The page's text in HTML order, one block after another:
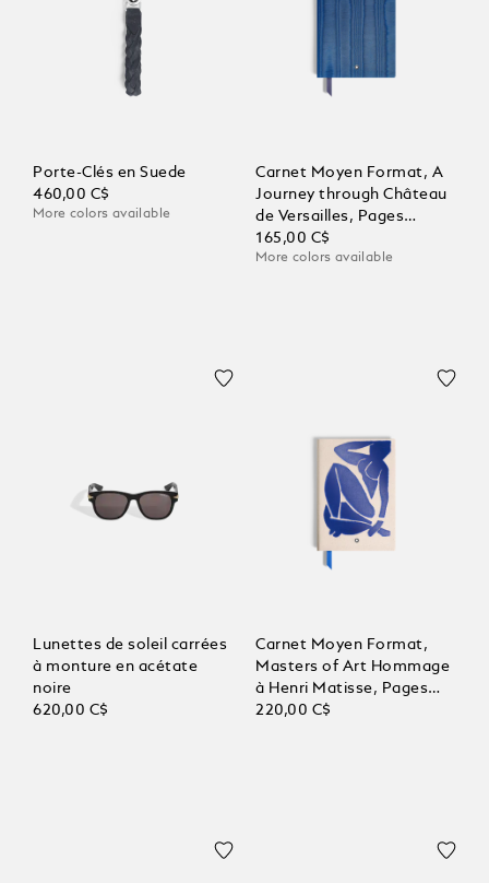
Porte-Clés en Suede
460,00 C$
More colors available
Carnet Moyen Format, A
Journey through Château
de Versailles, Pages
Lignées
165,00 C$
More colors available
Lunettes de soleil carrées
à monture en acétate
noire
620,00 C$
Carnet Moyen Format,
Masters of Art Hommage
à Henri Matisse, Pages
Lignées
220,00 C$